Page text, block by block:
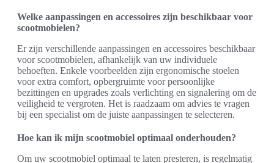
Welke aanpassingen en accessoires zijn beschikbaar voor
scootmobielen?
Er zijn verschillende aanpassingen en accessoires beschikbaar
voor scootmobielen, afhankelijk van uw individuele
behoeften. Enkele voorbeelden zijn ergonomische stoelen
voor extra comfort, opbergruimte voor persoonlijke
bezittingen en upgrades zoals verlichting en signalering om de
veiligheid te vergroten. Het is raadzaam om advies te vragen
bij een specialist om de juiste aanpassingen te selecteren.
Hoe kan ik mijn scootmobiel optimaal onderhouden?
Om uw scootmobiel optimaal te laten presteren, is regelmatig